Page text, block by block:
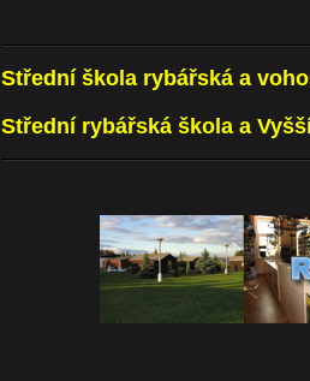
Střední škola rybářská a
Střední rybářská škola a